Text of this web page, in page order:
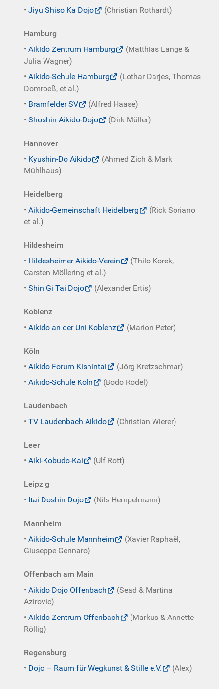
• Jiyu Shiso Ka Dojo (Christian Rothardt)
Hamburg
• Aikido Zentrum Hamburg
(Matthias Lange &
Julia Wagner)
• Aikido-Schule Hamburg
(Lothar Darjes, Thomas
Domroeß, et al.)
• Bramfelder SV
(Alfred Haase)
• Shoshin Aikido-Dojo (Dirk Müller)
Hannover
• Kyushin-Do Aikido
(Ahmed Zich & Mark
Mühlhaus)
Heidelberg
• Aikido-Gemeinschaft Heidelberg
(Rick Soriano
et al.)
Hildesheim
• Hildesheimer Aikido-Verein
(Thilo Korek,
Carsten Möllering et al.)
• Shin Gi Tai Dojo (Alexander Ertis)
Koblenz
• Aikido an der Uni Koblenz (Marion Peter)
Köln
• Aikido Forum Kishintai
(Jörg Kretzschmar)
• Aikido-Schule Köln (Bodo Rödel)
Laudenbach
• TV Laudenbach Aikido (Christian Wierer)
Leer
• Aiki-Kobudo-Kai (Ulf Rott)
Leipzig
• Itai Doshin Dojo (Nils Hempelmann)
Mannheim
• Aikido-Schule Mannheim
(Xavier Raphaël,
Giuseppe Gennaro)
Offenbach am Main
• Aikido Dojo Offenbach
(Sead & Martina
Azirovic)
• Aikido Zentrum Offenbach
(Markus & Annette
Röllig)
Regensburg
• Dojo – Raum für Wegkunst & Stille e.V. (Alex)